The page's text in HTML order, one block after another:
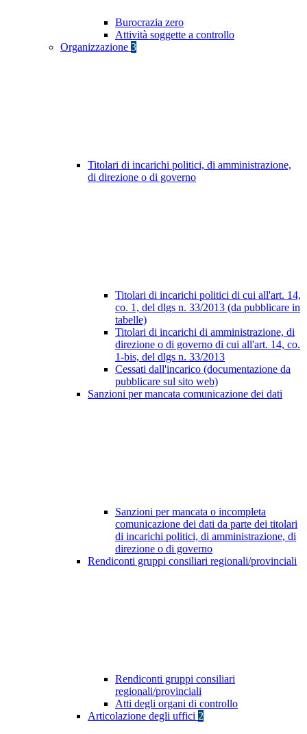
Burocrazia zero
Attività soggette a controllo
Organizzazione 3
Titolari di incarichi politici, di amministrazione,
di direzione o di governo
Titolari di incarichi politici di cui all'art. 14,
co. 1, del dlgs n. 33/2013 (da pubblicare in
tabelle)
Titolari di incarichi di amministrazione, di
direzione o di governo di cui all'art. 14, co.
1-bis, del dlgs n. 33/2013
Cessati dall'incarico (documentazione da
pubblicare sul sito web)
Sanzioni per mancata comunicazione dei dati
Sanzioni per mancata o incompleta
comunicazione dei dati da parte dei titolari
di incarichi politici, di amministrazione, di
direzione o di governo
Rendiconti gruppi consiliari regionali/provinciali
Rendiconti gruppi consiliari
regionali/provinciali
Atti degli organi di controllo
Articolazione degli uffici 2